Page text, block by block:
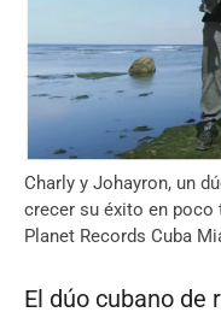
Charly y Johayron, un
crecer su éxito en
Planet Records Cuba
El dúo cubano de